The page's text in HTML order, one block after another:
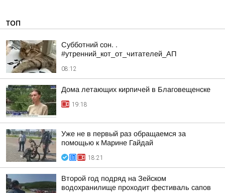
ТОП
Субботний сон. .
#утренний_кот_от_читателей_АП
08:12
Дома летающих кирпичей в Благовещенске
19:18
Уже не в первый раз обращаемся за
помощью к Марине Гайдай
18:21
Второй год подряд на Зейском
водохранилище проходит фестиваль сапов